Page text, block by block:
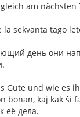
am
sekvanta tago
день они
Gute und wie es
bonan, kaj kak ŝi
её дела.